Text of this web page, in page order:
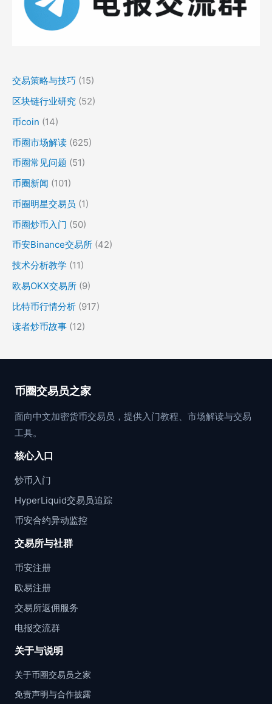
交易策略与技巧 (15)
区块链行业研究 (52)
币coin (14)
币圈市场解读 (625)
币圈常见问题 (51)
币圈新闻 (101)
币圈明星交易员 (1)
币圈炒币入门 (50)
币安Binance交易所 (42)
技术分析教学 (11)
欧易OKX交易所 (9)
比特币行情分析 (917)
读者炒币故事 (12)
币圈交易员之家
面向中文加密货币交易员，提供入门教程、市场解读与交易
工具。
核心入口
炒币入门
HyperLiquid交易员追踪
币安合约异动监控
交易所与社群
币安注册
欧易注册
交易所返佣服务
电报交流群
关于与说明
关于币圈交易员之家
免责声明与合作披露